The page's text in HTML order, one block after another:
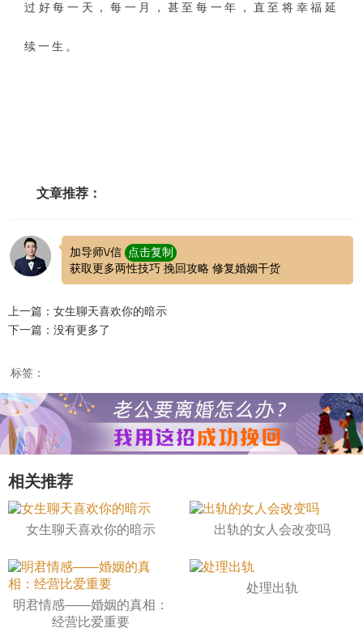
过好每一天，每一月，甚至每一年，直至将幸福延
续一生。
文章推荐：
加导师\/信
点击复制
获取更多两性技巧 挽回攻略 修复婚姻干货
上一篇：女生聊天喜欢你的暗示
下一篇：没有更多了
标签：
相关推荐
女生聊天喜欢你的暗示 出轨的女人会改变吗
明君情感——婚姻的真相：
经营比爱重要
处理出轨